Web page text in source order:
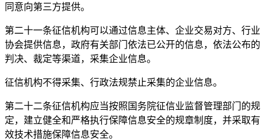
同意向第三方提供。
第二十一条征信机构可以通过信息主体、企业交易对方、行业
协会提供信息，政府有关部门依法已公开的信息，依法公布的
判决、裁定等渠道，采集企业信息。
征信机构不得采集、行政法规禁止采集的企业信息。
第二十二条征信机构应当按照国务院征信业监督管理部门的规
定，建立健全和严格执行保障信息安全的规章制度，并采取有
效技术措施保障信息安全。